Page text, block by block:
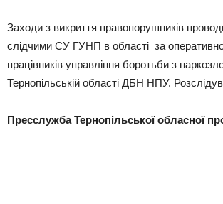
Заходи з викриття правопорушників
слідчими СУ ГУНП в області за
працівників управління боротьби з
Тернопільській області ДБН НПУ.
Пресслужба Тернопільської обласної